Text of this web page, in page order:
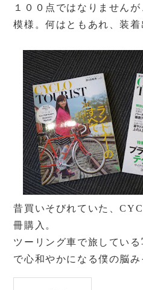
１００点ではなりません
模様。何はともあれ、装着
昔買いそびれていた、
冊購入。
ツーリング車で旅してい
で心和やかになる僕の脳み